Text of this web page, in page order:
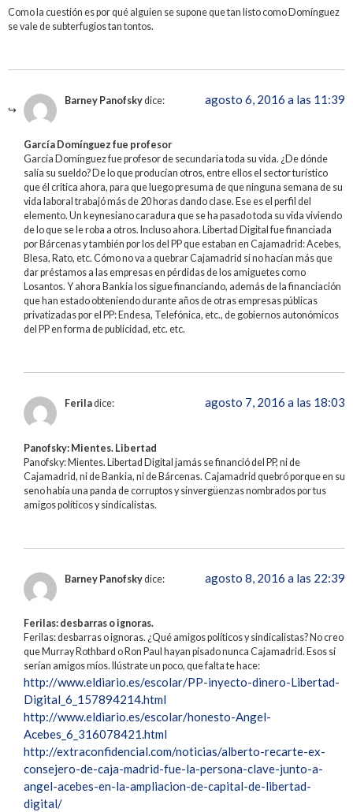
Como la cuestión es por qué alguien se supone que tan listo como Domínguez
se vale de subterfugios tan tontos.
Barney Panofskydice: agosto 6, 2016 a las 11:39
García Domínguez fue profesor
García Domínguez fue profesor de secundaria toda su vida. ¿De dónde
salía su sueldo? De lo que producían otros, entre ellos el sector turístico
que él critica ahora, para que luego presuma de que ninguna semana de su
vida laboral trabajó más de 20 horas dando clase. Ese es el perfil del
elemento. Un keynesiano caradura que se ha pasado toda su vida viviendo
de lo que se le roba a otros. Incluso ahora. Libertad Digital fue financiada
por Bárcenas y también por los del PP que estaban en Cajamadrid: Acebes,
Blesa, Rato, etc. Cómo no va a quebrar Cajamadrid si no hacían más que
dar préstamos a las empresas en pérdidas de los amiguetes como
Losantos. Y ahora Bankia los sigue financiando, además de la financiación
que han estado obteniendo durante años de otras empresas públicas
privatizadas por el PP: Endesa, Telefónica, etc., de gobiernos autonómicos
del PP en forma de publicidad, etc. etc.
Feriladice: agosto 7, 2016 a las 18:03
Panofsky: Mientes. Libertad
Panofsky: Mientes. Libertad Digital jamás se financió del PP, ni de
Cajamadrid, ni de Bankia, ni de Bárcenas. Cajamadrid quebró porque en su
seno había una panda de corruptos y sinvergüenzas nombrados por tus
amigos políticos y sindicalistas.
Barney Panofskydice: agosto 8, 2016 a las 22:39
Ferilas: desbarras o ignoras.
Ferilas: desbarras o ignoras. ¿Qué amigos políticos y sindicalistas? No creo
que Murray Rothbard o Ron Paul hayan pisado nunca Cajamadrid. Esos sí
serían amigos míos. Ilústrate un poco, que falta te hace:
http://www.eldiario.es/escolar/PP-inyecto-dinero-Libertad-
Digital_6_157894214.html
http://www.eldiario.es/escolar/honesto-Angel-
Acebes_6_316078421.html
http://extraconfidencial.com/noticias/alberto-recarte-ex-
consejero-de-caja-madrid-fue-la-persona-clave-junto-a-
angel-acebes-en-la-ampliacion-de-capital-de-libertad-
digital/